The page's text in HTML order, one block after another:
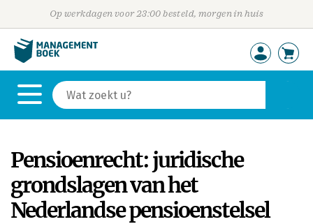
Op werkdagen voor 23:00 besteld, morgen in huis
Pensioenrecht: juridische
grondslagen van het
Nederlandse pensioenstelsel